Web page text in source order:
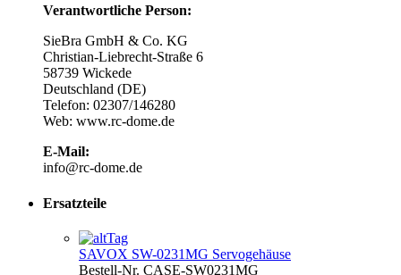
Verantwortliche Person:
SieBra GmbH & Co. KG
Christian-Liebrecht-Straße 6
58739 Wickede
Deutschland (DE)
Telefon: 02307/146280
Web: www.rc-dome.de
E-Mail:
info@rc-dome.de
Ersatzteile
SAVOX SW-0231MG Servogehäuse
Bestell-Nr. CASE-SW0231MG